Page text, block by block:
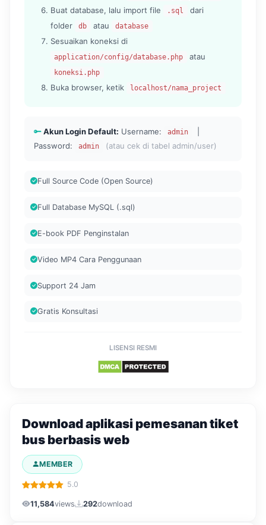
Buat database, lalu import file .sql
dari
folder
db atau database
Sesuaikan koneksi di
application/config/database.php atau
koneksi.php
Buka browser, ketik localhost/nama_project
Akun Login Default: Username: admin
Password:
admin (atau cek di tabel admin/user)
Full Source Code (Open Source)
Full Database MySQL (.sql)
E-book PDF Penginstalan
Video MP4 Cara Penggunaan
Support 24 Jam
Gratis Konsultasi
LISENSI RESMI
Download aplikasi pemesanan tiket
bus berbasis web
MEMBER
5.0
11,584views 292download